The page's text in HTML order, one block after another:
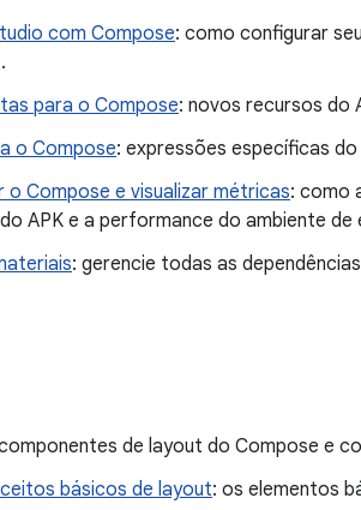
com Compose: como configurar
para o Compose: novos recursos do
o Compose: expressões específicas
o Compose e visualizar métricas: como
APK e a performance do ambiente de
: gerencie todas as
de layout do Compose e
básicos de layout: os elementos